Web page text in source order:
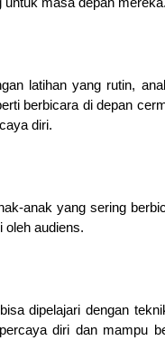
untuk masa depan
latihan yang rutin,
berbicara di depan
diri.
anak yang sering
oleh audiens.
dipelajari dengan
diri dan mampu